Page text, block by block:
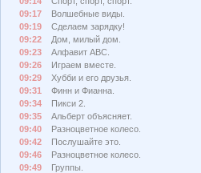
09:17
Волшебные виды.
09:19
Сделаем зарядку!
09:22
Дом, милый дом.
09:23
Алфавит АВС.
09:26
Играем вместе.
09:29
Хубби и его друзья.
09:31
Финн и Фианна.
09:34
Пикси 2.
09:35
Альберт объясняет.
09:40
Разноцветное колесо.
09:42
Послушайте это.
09:46
Разноцветное колесо.
09:49
Группы.